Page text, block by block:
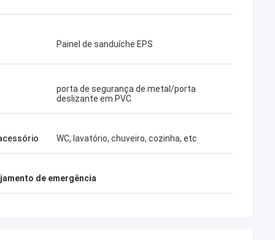
eu estou feliz
Painel de sanduíche EPS
porta de segurança de metal/porta
deslizante em PVC
WC, lavatório, chuveiro, cozinha, etc
de emergência